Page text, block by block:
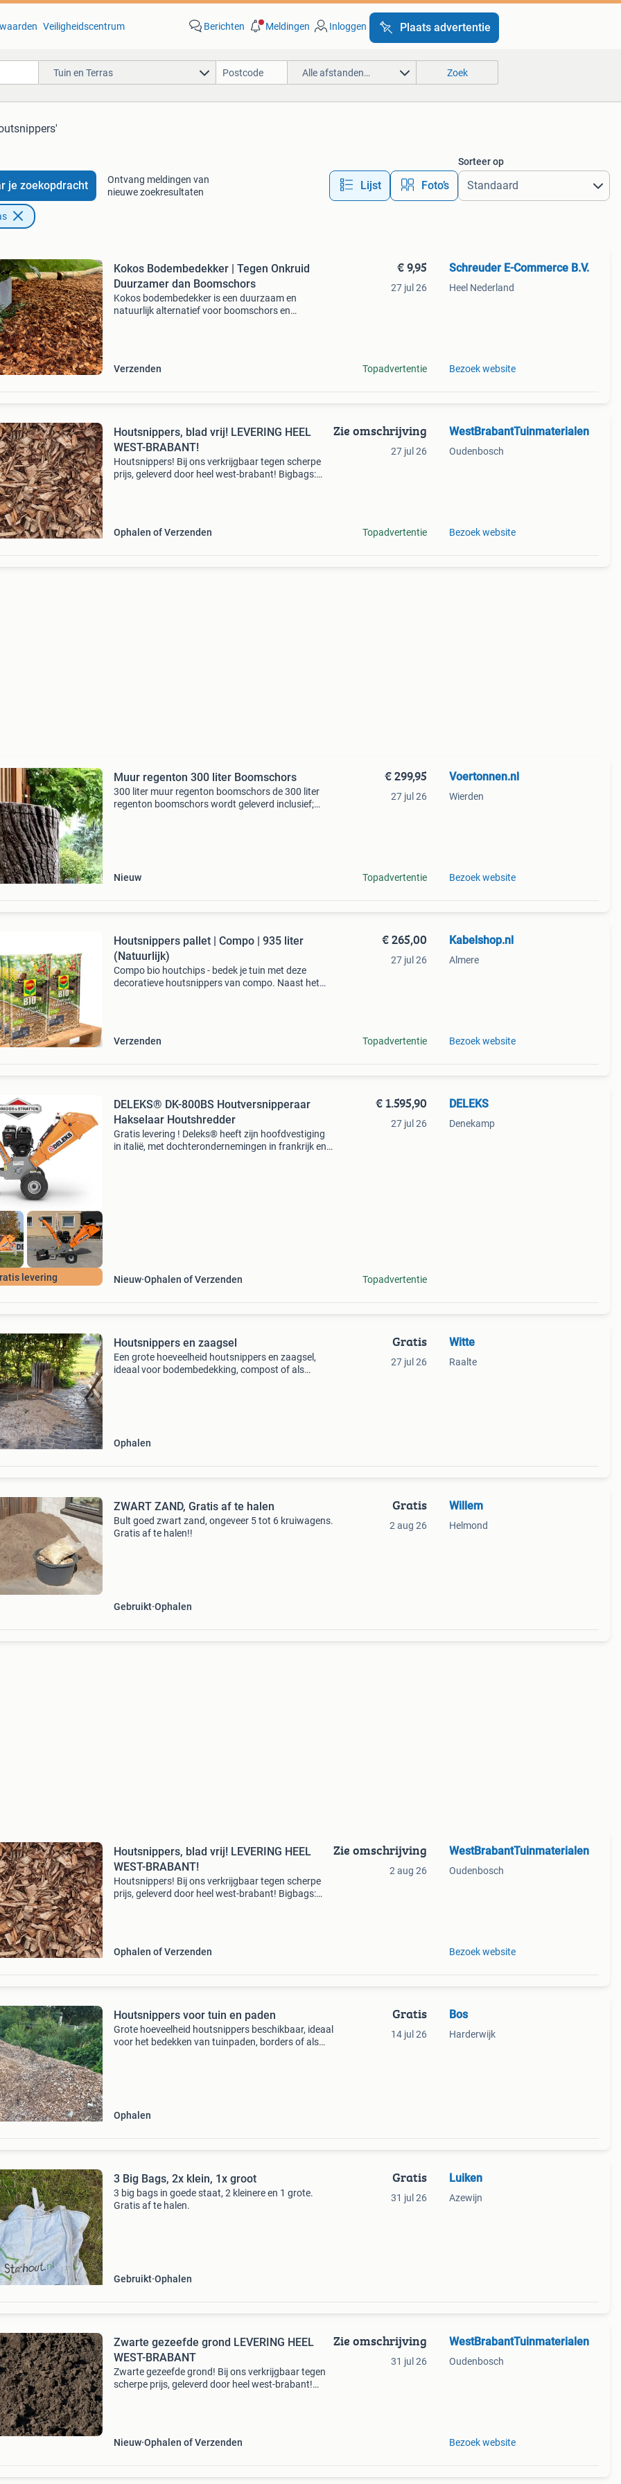
Veiligheidscentrum Berichten Meldingen Inloggen Plaats advertentie
Tuin en Terras Alle afstanden… Zoek
je zoekopdracht
Ontvang meldingen van
nieuwe zoekresultaten
Lijst Foto’s
Sorteer op
Kokos Bodembedekker | Tegen Onkruid
Duurzamer dan Boomschors
Kokos bodembedekker is een duurzaam en
natuurlijk alternatief voor boomschors en
Verzenden
€ 9,95
27 jul 26
Topadvertentie
Schreuder E-Commerce B.V.
Heel Nederland
Bezoek website
Houtsnippers, blad vrij! LEVERING HEEL
WEST-BRABANT!
Houtsnippers! Bij ons verkrijgbaar tegen scherpe
prijs, geleverd door heel west-brabant! Bigbags:
Ophalen of Verzenden
Zie omschrijving
27 jul 26
Topadvertentie
WestBrabantTuinmaterialen
Oudenbosch
Bezoek website
Muur regenton 300 liter Boomschors
300 liter muur regenton boomschors de 300 liter
regenton boomschors wordt geleverd inclusief;
Nieuw
€ 299,95
27 jul 26
Topadvertentie
Voertonnen.nl
Wierden
Bezoek website
Houtsnippers pallet | Compo | 935 liter
(Natuurlijk)
Compo bio houtchips - bedek je tuin met deze
decoratieve houtsnippers van compo. Naast het
Verzenden
€ 265,00
27 jul 26
Topadvertentie
Kabelshop.nl
Almere
Bezoek website
levering
DELEKS® DK-800BS Houtversnipperaar
Hakselaar Houtshredder
Gratis levering ! Deleks® heeft zijn hoofdvestiging
in italië, met dochterondernemingen in frankrijk en
Nieuw Ophalen of Verzenden
€ 1.595,90
27 jul 26
Topadvertentie
DELEKS
Denekamp
Houtsnippers en zaagsel
Een grote hoeveelheid houtsnippers en zaagsel,
ideaal voor bodembedekking, compost of als
Ophalen
Gratis
27 jul 26
Witte
Raalte
ZWART ZAND, Gratis af te halen
Bult goed zwart zand, ongeveer 5 tot 6 kruiwagens.
Gratis af te halen!!
Gebruikt Ophalen
Gratis
2 aug 26
Willem
Helmond
Houtsnippers, blad vrij! LEVERING HEEL
WEST-BRABANT!
Houtsnippers! Bij ons verkrijgbaar tegen scherpe
prijs, geleverd door heel west-brabant! Bigbags:
Ophalen of Verzenden
Zie omschrijving
2 aug 26
WestBrabantTuinmaterialen
Oudenbosch
Bezoek website
Houtsnippers voor tuin en paden
Grote hoeveelheid houtsnippers beschikbaar, ideaal
voor het bedekken van tuinpaden, borders of als
Ophalen
Gratis
14 jul 26
Bos
Harderwijk
3 Big Bags, 2x klein, 1x groot
3 big bags in goede staat, 2 kleinere en 1 grote.
Gratis af te halen.
Gebruikt Ophalen
Gratis
31 jul 26
Luiken
Azewijn
Zwarte gezeefde grond LEVERING HEEL
WEST-BRABANT
Zwarte gezeefde grond! Bij ons verkrijgbaar tegen
scherpe prijs, geleverd door heel west-brabant!
Nieuw Ophalen of Verzenden
Zie omschrijving
31 jul 26
WestBrabantTuinmaterialen
Oudenbosch
Bezoek website